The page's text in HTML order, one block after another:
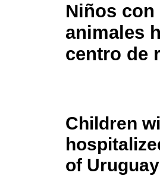
Niños
animales
centro de
Children
of Uruguay